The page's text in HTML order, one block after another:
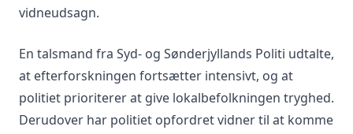
vidneudsagn.
En talsmand fra Syd- og Sønderjyllands Politi udtalte,
at efterforskningen fortsætter intensivt, og at
politiet prioriterer at give lokalbefolkningen tryghed.
Derudover har politiet opfordret vidner til at komme